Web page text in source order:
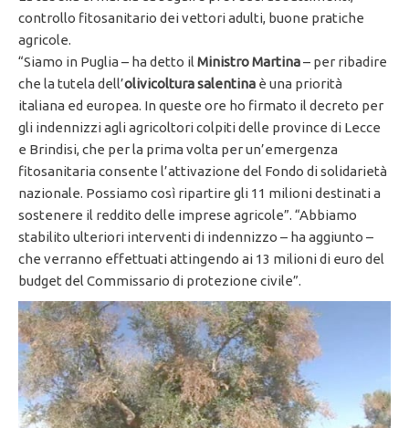
controllo fitosanitario dei vettori adulti, buone pratiche
agricole.
“Siamo in Puglia – ha detto il Ministro Martina– per ribadire
che la tutela dell’olivicoltura salentina è una priorità
italiana ed europea. In queste ore ho firmato il decreto per
gli indennizzi agli agricoltori colpiti delle province di Lecce
e Brindisi, che per la prima volta per un’emergenza
fitosanitaria consente l’attivazione del Fondo di solidarietà
nazionale. Possiamo così ripartire gli 11 milioni destinati a
sostenere il reddito delle imprese agricole”. “Abbiamo
stabilito ulteriori interventi di indennizzo – ha aggiunto –
che verranno effettuati attingendo ai 13 milioni di euro del
budget del Commissario di protezione civile”.